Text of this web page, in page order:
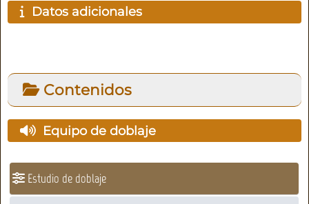
Datos adicionales
Contenidos
Equipo de doblaje
Estudio de doblaje